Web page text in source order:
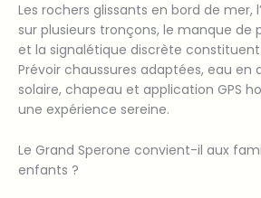
Les rochers glissants en bord de mer,
sur plusieurs tronçons, le manque de
et la signalétique discrète
Prévoir chaussures adaptées, eau en
solaire, chapeau et application GPS
une expérience sereine.
Le Grand Sperone convient-il aux
enfants ?